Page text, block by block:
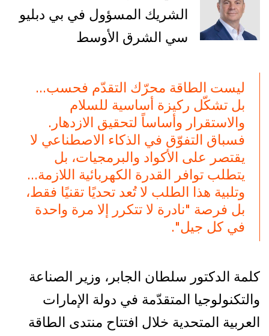
الشريك المسؤول في بي دبليو
سي الشرق الأوسط
ليست الطاقة محرّك التقدّم فحسب...
بل تشكّل ركيزة أساسية للسلام
والاستقرار وأساساً لتحقيق الازدهار.
فسباق التفوّق في الذكاء الاصطناعي لا
يقتصر على الأكواد والبرمجيات، بل
يتطلب توافر القدرة الكهربائية اللازمة...
وتلبية هذا الطلب لا تُعد تحديًا تقنيًا فقط،
بل فرصة "نادرة لا تتكرر إلا مرة واحدة
في كل جيل".
كلمة الدكتور سلطان الجابر، وزير الصناعة
والتكنولوجيا المتقدّمة في دولة الإمارات
العربية المتحدية خلال افتتاح منتدى الطاقة